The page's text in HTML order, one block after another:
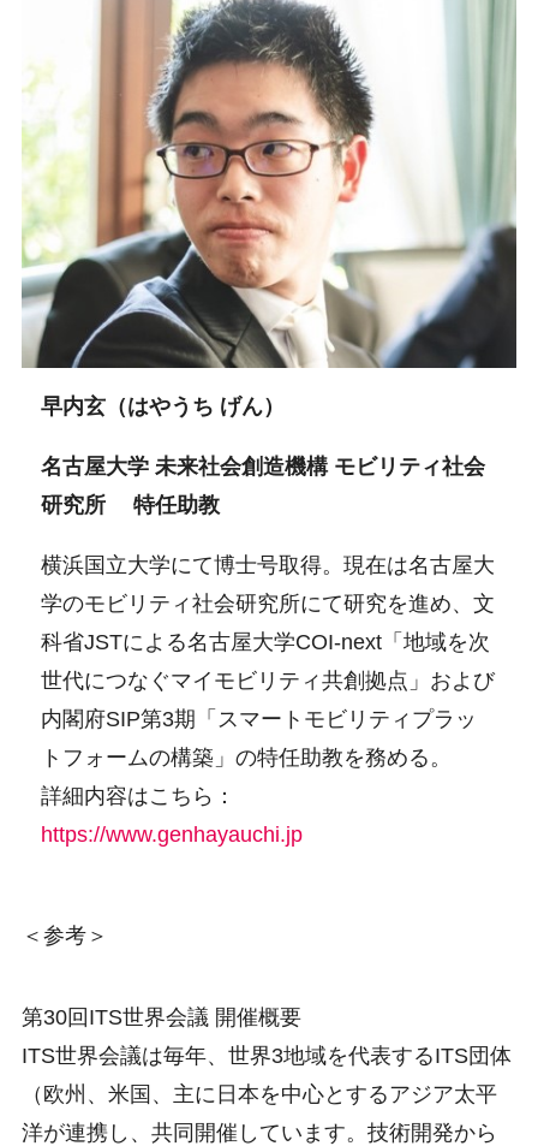
早内玄（はやうち げん）
名古屋大学 未来社会創造機構 モビリティ社会
研究所 特任助教
横浜国立大学にて博士号取得。現在は名古屋大
学のモビリティ社会研究所にて研究を進め、文
科省JSTによる名古屋大学COI-next「地域を次
世代につなぐマイモビリティ共創拠点」および
内閣府SIP第3期「スマートモビリティプラッ
トフォームの構築」の特任助教を務める。
詳細内容はこちら：
https://www.genhayauchi.jp
＜参考＞
第30回ITS世界会議 開催概要
ITS世界会議は毎年、世界3地域を代表するITS団体
（欧州、米国、主に日本を中心とするアジア太平
洋が連携し、共同開催しています。技術開発から